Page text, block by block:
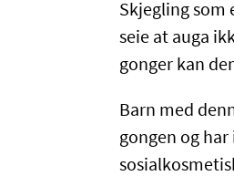
Skjegling som
seie at auga
gonger kan
Barn med
gongen og